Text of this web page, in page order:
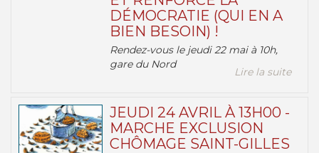
DÉMOCRATIE (QUI EN A
BIEN BESOIN) !
Rendez-vous le jeudi 22 mai à 10h,
gare du Nord
Lire la suite
JEUDI 24 AVRIL À 13H00 -
MARCHE EXCLUSION
CHÔMAGE SAINT-GILLES